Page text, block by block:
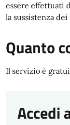
essere effettuati
la sussistenza
Quanto
Il servizio è
Accedi